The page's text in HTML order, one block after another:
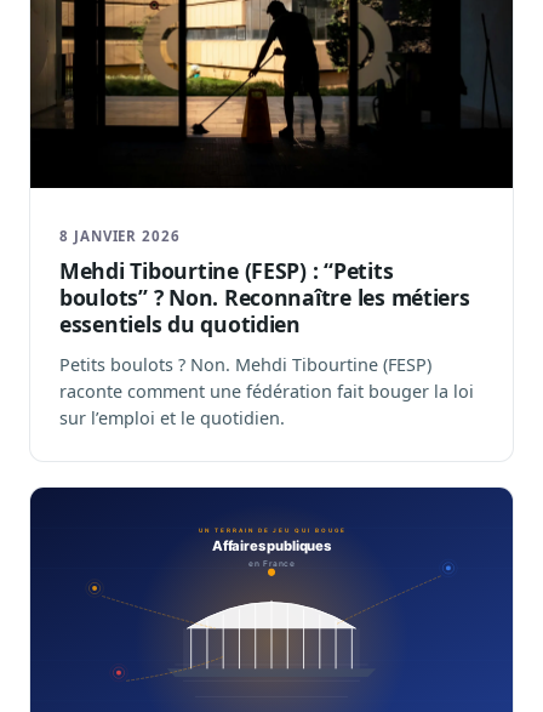
8 JANVIER 2026
Mehdi Tibourtine (FESP) : “Petits
boulots” ? Non. Reconnaître les métiers
essentiels du quotidien
Petits boulots ? Non. Mehdi Tibourtine (FESP)
raconte comment une fédération fait bouger la loi
sur l’emploi et le quotidien.